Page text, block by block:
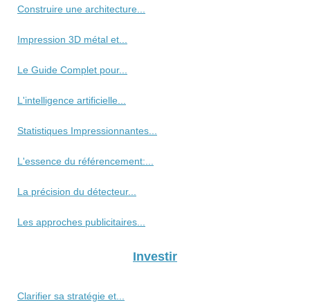
Construire une architecture...
Impression 3D métal et...
Le Guide Complet pour...
L'intelligence artificielle...
Statistiques Impressionnantes...
L'essence du référencement:...
La précision du détecteur...
Les approches publicitaires...
Investir
Clarifier sa stratégie et...